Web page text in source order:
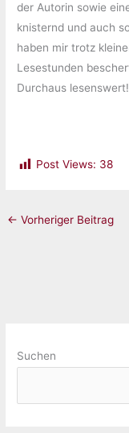
der Autorin sowie
knisternd und auch
haben mir trotz
Lesestunden
Durchaus lesenswert!
Post Views: 38
← Vorheriger Beitrag
Suchen